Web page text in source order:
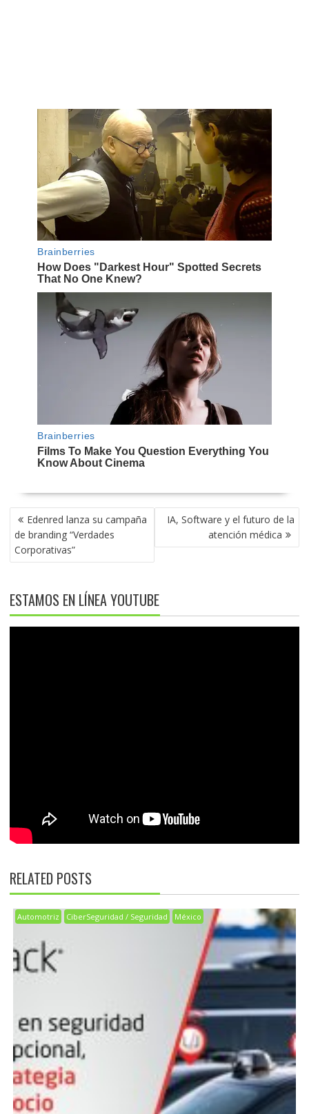
NAVEGACIÓN
DE
ENTRADAS
Edenred lanza su campaña
de branding “Verdades
Corporativas”
IA, Software y el futuro de la
atención médica
ESTAMOS EN LÍNEA YOUTUBE
RELATED POSTS
Automotriz CiberSeguridad / Seguridad México